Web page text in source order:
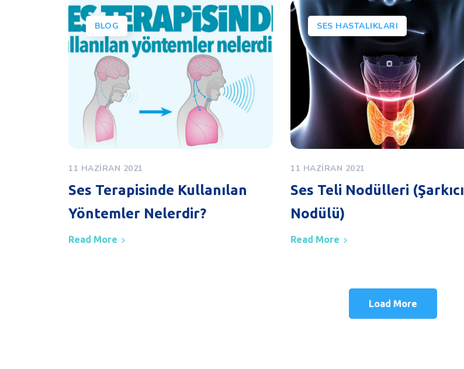
BLOG
11 HAZIRAN 2021
Ses Terapisinde Kullanılan
Yöntemler Nelerdir?
Read More
SES HASTALIKLARI
11 HAZIRAN 2021
Ses Teli Nodülleri (Şarkıcı
Nodülü)
Read More
Load More